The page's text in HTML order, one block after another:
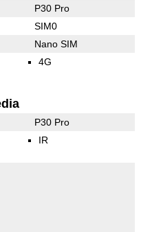
P30 Pro
SIM0
Nano SIM
4G
P30 Pro
IR